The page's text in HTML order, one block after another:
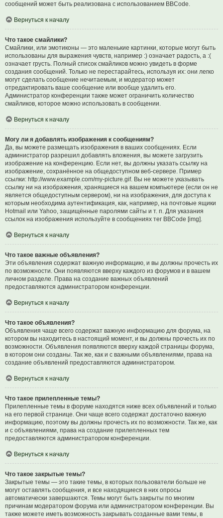
сообщений может быть реализована с использованием BBCode.
Вернуться к началу
Что такое смайлики?
Смайлики, или эмотиконы — это маленькие картинки, которые могут быть
использованы для выражения чувств, например :) означает радость, а :(
означает грусть. Полный список смайликов можно увидеть в форме
создания сообщений. Только не перестарайтесь, используя их: они легко
могут сделать сообщение нечитаемым, и модератор может
отредактировать ваше сообщение или вообще удалить его.
Администратор конференции также может ограничить количество
смайликов, которое можно использовать в сообщении.
Вернуться к началу
Могу ли я добавлять изображения к сообщениям?
Да, вы можете размещать изображения в ваших сообщениях. Если
администратор разрешил добавлять вложения, вы можете загрузить
изображение на конференцию. Если нет, вы должны указать ссылку на
изображение, сохранённое на общедоступном веб-сервере. Пример
ссылки: http://www.example.com/my-picture.gif. Вы не можете указывать
ссылку ни на изображения, хранящиеся на вашем компьютере (если он не
является общедоступным сервером), ни на изображения, для доступа к
которым необходима аутентификация, как, например, на почтовые ящики
Hotmail или Yahoo, защищённые паролями сайты и т. п. Для указания
ссылок на изображения используйте в сообщениях тег BBCode [img].
Вернуться к началу
Что такое важные объявления?
Эти объявления содержат важную информацию, и вы должны прочесть их
по возможности. Они появляются вверху каждого из форумов и в вашем
личном разделе. Права на создание важных объявлений
предоставляются администратором конференции.
Вернуться к началу
Что такое объявления?
Объявления чаще всего содержат важную информацию для форума, на
котором вы находитесь в настоящий момент, и вы должны прочесть их по
возможности. Объявления появляются вверху каждой страницы форума,
в котором они созданы. Так же, как и с важными объявлениями, права на
создание объявлений предоставляются администратором.
Вернуться к началу
Что такое прилепленные темы?
Прилепленные темы в форуме находятся ниже всех объявлений и только
на его первой странице. Они чаще всего содержат достаточно важную
информацию, поэтому вы должны прочесть их по возможности. Так же, как
и с объявлениями, права на создание прилепленных тем
предоставляются администратором конференции.
Вернуться к началу
Что такое закрытые темы?
Закрытые темы — это такие темы, в которых пользователи больше не
могут оставлять сообщения, и все находящиеся в них опросы
автоматически завершаются. Темы могут быть закрыты по многим
причинам модератором форума или администратором конференции. Вы
также можете иметь возможность закрывать созданные вами темы, в